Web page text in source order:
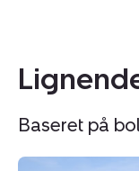
Baseret på